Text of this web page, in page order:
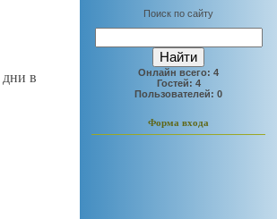
дни в
Поиск по сайту
Онлайн всего: 4
Гостей: 4
Пользователей: 0
Форма входа